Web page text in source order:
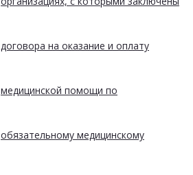
договора на оказание и оплату
медицинской помощи по
обязательному медицинскому